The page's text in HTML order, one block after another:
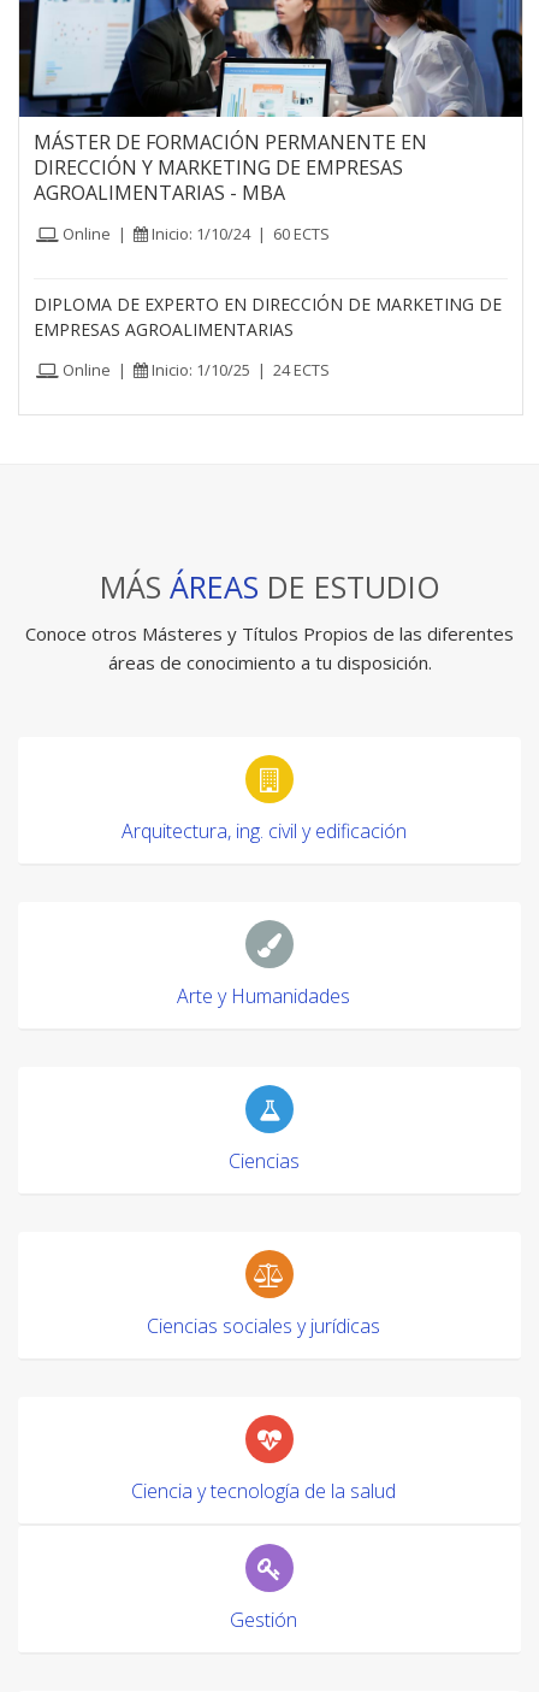
MÁSTER DE FORMACIÓN PERMANENTE EN
DIRECCIÓN Y MARKETING DE EMPRESAS
AGROALIMENTARIAS - MBA
Online | Inicio: 1/10/24 | 60 ECTS
DIPLOMA DE EXPERTO EN DIRECCIÓN DE MARKETING DE
EMPRESAS AGROALIMENTARIAS
Online | Inicio: 1/10/25 | 24 ECTS
MÁS ÁREAS DE ESTUDIO
Conoce otros Másteres y Títulos Propios de las diferentes
áreas de conocimiento a tu disposición.
Arquitectura, ing. civil y edificación
Arte y Humanidades
Ciencias
Ciencias sociales y jurídicas
Ciencia y tecnología de la salud
Gestión